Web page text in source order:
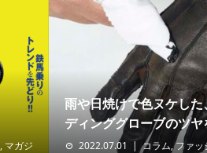
, マガジ
雨や日焼けで色ヌケした
ディンググローブのツ
2022.07.01 コラム,ファッ